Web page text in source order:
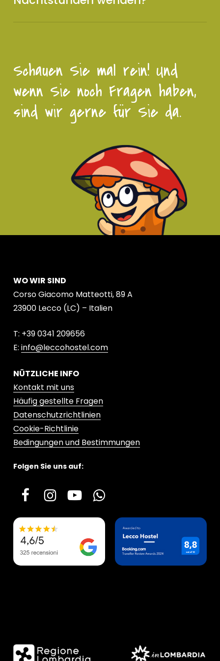
Schauen Sie mal rein! Und
wenn Sie noch Fragen haben,
sind wir gerne für Sie da.
WO WIR SIND
Corso Giacomo Matteotti, 89 A
23900 Lecco (LC) – Italien
T: +39 0341 209656
E: info@leccohostel.com
NÜTZLICHE INFO
Kontakt mit uns
Häufig gestellte Fragen
Datenschutzrichtlinien
Cookie-Richtlinie
Bedingungen und Bestimmungen
Folgen Sie uns auf: